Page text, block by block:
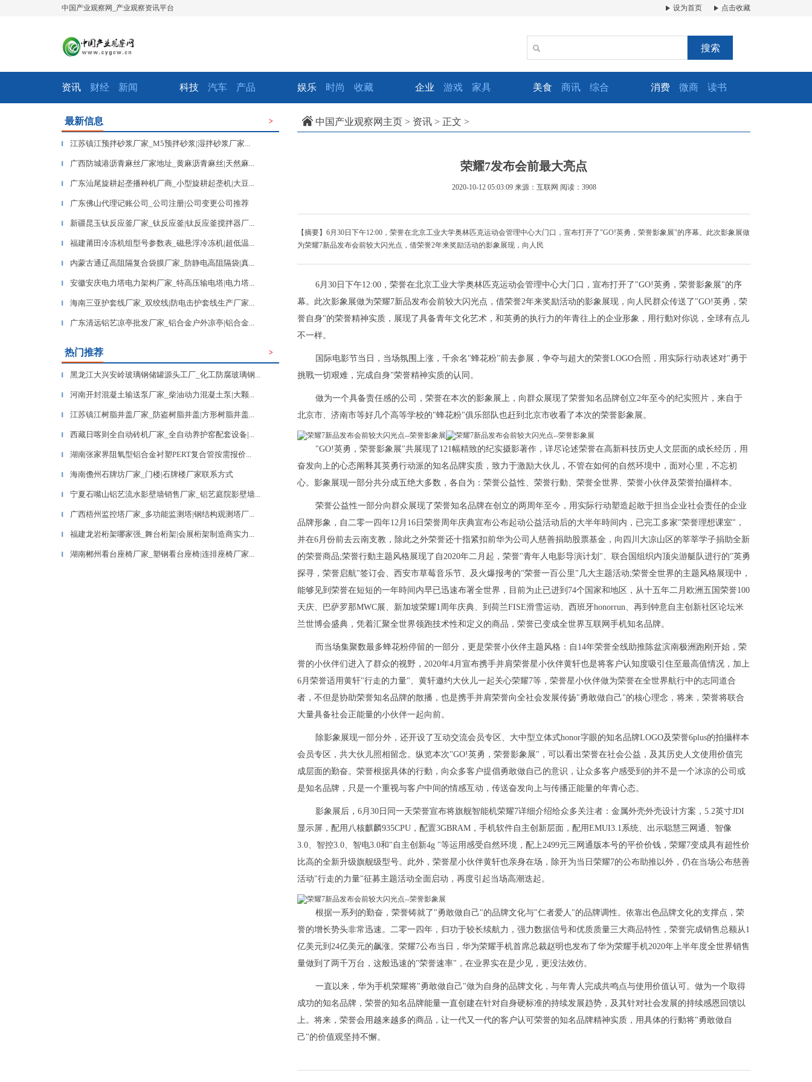
中国产业观察网_产业观察资讯平台 设为首页 点击收藏
搜索
资讯 财经 新闻 科技 汽车 产品 娱乐 时尚 收藏 企业 游戏 家具 美食 商讯 综合 消费 微商 读书
最新信息 >
▎ 江苏镇江预拌砂浆厂家_M5预拌砂浆|湿拌砂浆厂家...
▎ 广西防城港沥青麻丝厂家地址_黄麻沥青麻丝|天然麻...
▎ 广东汕尾旋耕起垄播种机厂商_小型旋耕起垄机|大豆...
▎ 广东佛山代理记账公司_公司注册|公司变更公司推荐
▎ 新疆昆玉钛反应釜厂家_钛反应釜|钛反应釜搅拌器厂...
▎ 福建莆田冷冻机组型号参数表_磁悬浮冷冻机|超低温...
▎ 内蒙古通辽高阻隔复合袋膜厂家_防静电高阻隔袋|真...
▎ 安徽安庆电力塔电力架构厂家_特高压输电塔|电力塔...
▎ 海南三亚护套线厂家_双绞线|防电击护套线生产厂家...
▎ 广东清远铝艺凉亭批发厂家_铝合金户外凉亭|铝合金...
热门推荐 >
▎ 黑龙江大兴安岭玻璃钢储罐源头工厂_化工防腐玻璃钢...
▎ 河南开封混凝土输送泵厂家_柴油动力混凝土泵|大颗...
▎ 江苏镇江树脂井盖厂家_防盗树脂井盖|方形树脂井盖...
▎ 西藏日喀则全自动砖机厂家_全自动养护窑配套设备|...
▎ 湖南张家界阻氧型铝合金衬塑PERT复合管按需报价...
▎ 海南儋州石牌坊厂家_门楼|石牌楼厂家联系方式
▎ 宁夏石嘴山铝艺流水影壁墙销售厂家_铝艺庭院影壁墙...
▎ 广西梧州监控塔厂家_多功能监测塔|钢结构观测塔厂...
▎ 福建龙岩桁架哪家强_舞台桁架|会展桁架制造商实力...
▎ 湖南郴州看台座椅厂家_塑钢看台座椅|连排座椅厂家...
中国产业观察网主页 > 资讯 > 正文 >
荣耀7发布会前最大亮点
2020-10-12 05:03:09 来源：互联网 阅读：3908
【摘要】6月30日下午12:00，荣誉在北京工业大学奥林匹克运动会管理中心大门口，宣布打开了"GO!英勇，荣誉影象展"的序幕。此次影象展做
为荣耀7新品发布会前较大闪光点，借荣誉2年来奖励活动的影象展现，向人民
6月30日下午12:00，荣誉在北京工业大学奥林匹克运动会管理中心大门口，宣布打开了"GO!英勇，荣誉影象展"的序
幕。此次影象展做为荣耀7新品发布会前较大闪光点，借荣誉2年来奖励活动的影象展现，向人民群众传送了"GO!英勇，荣
誉自身"的荣誉精神实质，展现了具备青年文化艺术，和英勇的执行力的年青往上的企业形象，用行動对你说，全球有点儿
不一样。
国际电影节当日，当场氛围上涨，千余名"蜂花粉"前去参展，争夺与超大的荣誉LOGO合照，用实际行动表述对"勇于
挑戰一切艰难，完成自身"荣誉精神实质的认同。
做为一个具备责任感的公司，荣誉在本次的影象展上，向群众展现了荣誉知名品牌创立2年至今的纪实照片，来自于
北京市、济南市等好几个高等学校的"蜂花粉"俱乐部队也赶到北京市收看了本次的荣誉影象展。
"GO!英勇，荣誉影象展"共展现了121幅精致的纪实摄影著作，详尽论述荣誉在高新科技历史人文层面的成长经历，用
奋发向上的心态阐释其英勇行动派的知名品牌实质，致力于激励大伙儿，不管在如何的自然环境中，面对心里，不忘初
心。影象展现一部分共分成五绝大多数，各自为：荣誉公益性、荣誉行動、荣誉全世界、荣誉小伙伴及荣誉拍攝样本。
荣誉公益性一部分向群众展现了荣誉知名品牌在创立的两周年至今，用实际行动塑造起敢于担当企业社会责任的企业
品牌形象，自二零一四年12月16日荣誉周年庆典宣布公布起动公益活动后的大半年時间内，已完工多家"荣誉理想课室"，
并在6月份前去云南支教，除此之外荣誉还十指紧扣前华为公司人慈善捐助股票基金，向四川大凉山区的莘莘学子捐助全新
的荣誉商品;荣誉行動主题风格展现了自2020年二月起，荣誉"青年人电影导演计划"、联合国组织内顶尖游艇队进行的"英勇
探寻，荣誉启航"签订会、西安市草莓音乐节、及火爆报考的"荣誉一百公里"几大主题活动;荣誉全世界的主题风格展现中，
能够见到荣誉在短短的一年時间内早已迅速布署全世界，目前为止已进到74个国家和地区，从十五年二月欧洲五国荣誉100
天庆、巴萨罗那MWC展、新加坡荣耀1周年庆典、到荷兰FISE滑雪运动、西班牙honorrun、再到钟意自主创新社区论坛米
兰世博会盛典，凭着汇聚全世界领跑技术性和定义的商品，荣誉已变成全世界互联网手机知名品牌。
而当场集聚数最多蜂花粉停留的一部分，更是荣誉小伙伴主题风格：自14年荣誉全线助推陈盆滨南极洲跑刚开始，荣
誉的小伙伴们进入了群众的视野，2020年4月宣布携手并肩荣誉星小伙伴黄轩也是将客户认知度吸引住至最高值情况，加上
6月荣誉适用黄轩"行走的力量"、黄轩邀约大伙儿一起关心荣耀7等，荣誉星小伙伴做为荣誉在全世界航行中的志同道合
者，不但是协助荣誉知名品牌的散播，也是携手并肩荣誉向全社会发展传扬"勇敢做自己"的核心理念，将来，荣誉将联合
大量具备社会正能量的小伙伴一起向前。
除影象展现一部分外，还开设了互动交流会员专区、大中型立体式honor字眼的知名品牌LOGO及荣誉6plus的拍攝样本
会员专区，共大伙儿照相留念。纵览本次"GO!英勇，荣誉影象展"，可以看出荣誉在社会公益，及其历史人文使用价值完
成层面的勤奋。荣誉根据具体的行動，向众多客户提倡勇敢做自己的意识，让众多客户感受到的并不是一个冰凉的公司或
是知名品牌，只是一个重视与客户中间的情感互动，传送奋发向上与传播正能量的年青心态。
影象展后，6月30日同一天荣誉宣布将旗舰智能机荣耀7详细介绍给众多关注者：金属外壳外壳设计方案，5.2英寸JDI
显示屏，配用八核麒麟935CPU，配置3GBRAM，手机软件自主创新层面，配用EMUI3.1系统、出示聪慧三网通、智像
3.0、智控3.0、智电3.0和"自主创新4g "等运用感受自然环境，配上2499元三网通版本号的平价价钱，荣耀7变成具有超性价
比高的全新升级旗舰级型号。此外，荣誉星小伙伴黄轩也亲身在场，除开为当日荣耀7的公布助推以外，仍在当场公布慈善
活动"行走的力量"征募主题活动全面启动，再度引起当场高潮迭起。
根据一系列的勤奋，荣誉铸就了"勇敢做自己"的品牌文化与"仁者爱人"的品牌调性。依靠出色品牌文化的支撑点，荣
誉的增长势头非常迅速。二零一四年，归功于较长续航力，强力数据信号和优质质量三大商品特性，荣誉完成销售总额从1
亿美元到24亿美元的飙涨。荣耀7公布当日，华为荣耀手机首席总裁赵明也发布了华为荣耀手机2020年上半年度全世界销售
量做到了两千万台，这般迅速的"荣誉速率"，在业界实在是少见，更没法效仿。
一直以来，华为手机荣耀将"勇敢做自己"做为自身的品牌文化，与年青人完成共鸣点与使用价值认可。做为一个取得
成功的知名品牌，荣誉的知名品牌能量一直创建在针对自身硬标准的持续发展趋势，及其针对社会发展的持续感恩回馈以
上。将来，荣誉会用越来越多的商品，让一代又一代的客户认可荣誉的知名品牌精神实质，用具体的行動将"勇敢做自
己"的价值观坚持不懈。